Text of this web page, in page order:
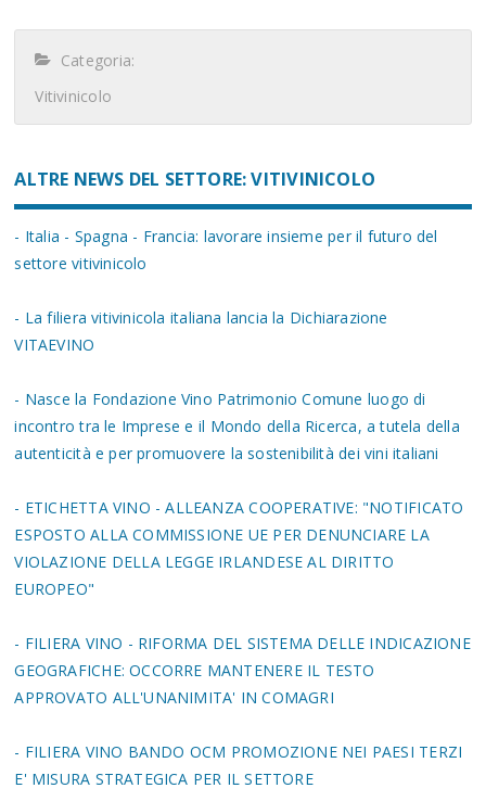
Categoria:
Vitivinicolo
ALTRE NEWS DEL SETTORE: VITIVINICOLO
- Italia - Spagna - Francia: lavorare insieme per il futuro del
settore vitivinicolo
- La filiera vitivinicola italiana lancia la Dichiarazione
VITAEVINO
- Nasce la Fondazione Vino Patrimonio Comune luogo di
incontro tra le Imprese e il Mondo della Ricerca, a tutela della
autenticità e per promuovere la sostenibilità dei vini italiani
- ETICHETTA VINO - ALLEANZA COOPERATIVE: "NOTIFICATO
ESPOSTO ALLA COMMISSIONE UE PER DENUNCIARE LA
VIOLAZIONE DELLA LEGGE IRLANDESE AL DIRITTO
EUROPEO"
- FILIERA VINO - RIFORMA DEL SISTEMA DELLE INDICAZIONE
GEOGRAFICHE: OCCORRE MANTENERE IL TESTO
APPROVATO ALL'UNANIMITA' IN COMAGRI
- FILIERA VINO BANDO OCM PROMOZIONE NEI PAESI TERZI
E' MISURA STRATEGICA PER IL SETTORE